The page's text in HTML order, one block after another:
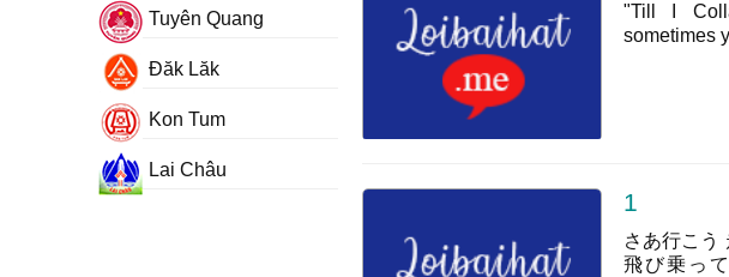
"Till I
sometimes
1
さあ行こう
飛び乗っ
Tuyên Quang
Đăk Lăk
Kon Tum
Lai Châu